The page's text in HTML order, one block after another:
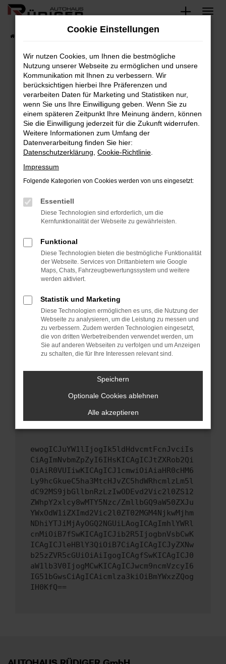
Zum
springen
Fehler: Network Error
Beim Laden ist ein Fehler aufgetreten.
Hier sind ein paar Tipps, die dir helfen können:
Überprüfe deine Firewall und deine
Internetverbindung.
Laden andere Webseiten, zum Beispiel deine
Suchmaschine?
Prüfe deine Browsererweiterungen.
können das Laden bestimmter Seiten
verhindern. Funktioniert die Seite in einem
anderen Browser oder in einem privaten
Starte dein Gerät neu.
Das kann manchmal helfen, vorübergehende
Probleme zu beheben.
Betriebssystem auf dem neuesten Stand
sind.
Veraltete Software birgt nicht nur ein
Sicherheitsrisiko, sondern kann auch dazu
führen, dass bestimmte Funktionen nicht mehr
unterstützt werden.
Wende dich an den Webseitenbetreiber.
Wenn du alle oben genannten Schritte versucht
hast, kontaktiere uns bitte. Wir werden
versuchen, das Problem zu beheben. Du kannst
uns diesen Text schicken, um uns bei der
ewogICJuYW1lIjogIk5ldHdvcmtFcnJvciIs
CiAgImNvbmZpZyI6IHsKICAgICJtZXRob2Qi
OiAiR0VUIiwKICAgICJ1cmwiOiAiaHR0cHM6
Ly9hcGkueC5ha3MtcHJvZC5hdWRhcmlzLm5l
dC92MS9jbGllbnRzLzIwODEvd2Vic2l0ZS12
ZWhpY2xlcy8wMTY5Nzc/ZmllbGQ9aW50ZXJu
YWxOdW1iZXImd2Vic2l0ZT02MGM4NjkwMjhm
NDhiYTJiMjAyOGQ2NGUiLAogICAgImhlYWRl
cnMiOiB7fSwKICAgICJib2R5IjogbnVsbCwK
ICAgICJleHBlY3QiOiB7CiAgICAgICJyZXNw
b25zZVR5cGUiOiAiIgogICAgfSwKICAgICJ0
aW1lb3V0IjogMCwKICAgICJwcm9ncmVzcyI6
IG51bGwsCiAgICAicmlza3kiOiBmYWxzZQog
IH0KfQ==
Cookie Einstellungen
Wir nutzen Cookies, um Ihnen die bestmögliche
Nutzung unserer Webseite zu ermöglichen und unsere
Kommunikation mit Ihnen zu verbessern. Wir
berücksichtigen hierbei Ihre Präferenzen und
verarbeiten Daten für Marketing und Statistiken nur,
wenn Sie uns Ihre Einwilligung geben. Wenn Sie zu
einem späteren Zeitpunkt Ihre Meinung ändern, können
Sie die Einwilligung jederzeit für die Zukunft widerrufen.
Weitere Informationen zum Umfang der
Datenverarbeitung finden Sie hier:
Datenschutzerklärung Cookie-Richtlinie
Impressum
Folgende Kategorien von Cookies werden von uns eingesetzt:
Essentiell
Diese Technologien sind erforderlich, um die
Kernfunktionalität der Webseite zu gewährleisten.
Funktional
Diese Technologien bieten die bestmögliche Funktionalität
der Webseite. Services von Drittanbietern wie Google
Maps, Chats, Fahrzeugbewertungssystem und weitere
werden aktiviert.
Statistik und Marketing
Diese Technologien ermöglichen es uns, die Nutzung der
Webseite zu analysieren, um die Leistung zu messen und
zu verbessern. Zudem werden Technologien eingesetzt,
die von dritten Werbetreibenden verwendet werden, um
Sie auf anderen Webseiten zu verfolgen und um Anzeigen
zu schalten, die für Ihre Interessen relevant sind.
Speichern
Optionale Cookies ablehnen
Alle akzeptieren